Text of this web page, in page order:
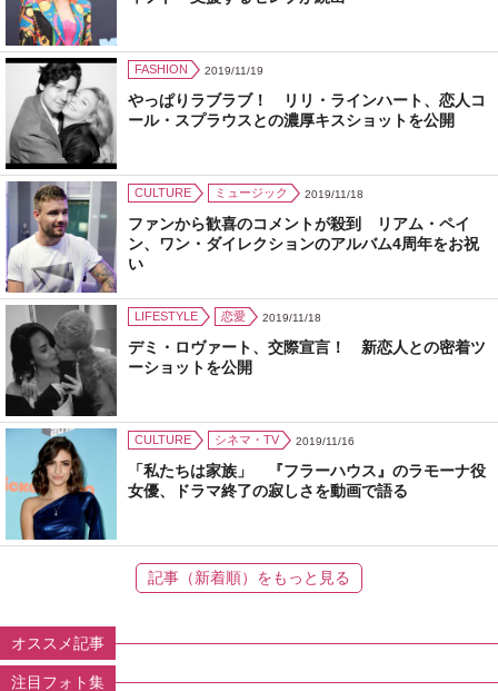
FASHION 2019/11/19
やっぱりラブラブ！ リリ・ラインハート、恋人コ
ール・スプラウスとの濃厚キスショットを公開
CULTURE ミュージック 2019/11/18
ファンから歓喜のコメントが殺到 リアム・ペイ
ン、ワン・ダイレクションのアルバム4周年をお祝
い
LIFESTYLE 恋愛 2019/11/18
デミ・ロヴァート、交際宣言！ 新恋人との密着ツ
ーショットを公開
CULTURE シネマ・TV 2019/11/16
「私たちは家族」 『フラーハウス』のラモーナ役
女優、ドラマ終了の寂しさを動画で語る
記事（新着順）をもっと見る
オススメ記事
注目フォト集